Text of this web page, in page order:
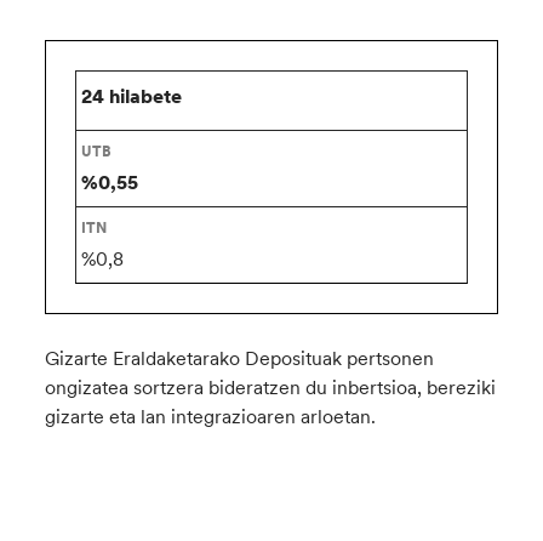
24 hilabete
%0,55
%0,8
Gizarte Eraldaketarako Deposituak pertsonen
ongizatea sortzera bideratzen du inbertsioa, bereziki
gizarte eta lan integrazioaren arloetan.